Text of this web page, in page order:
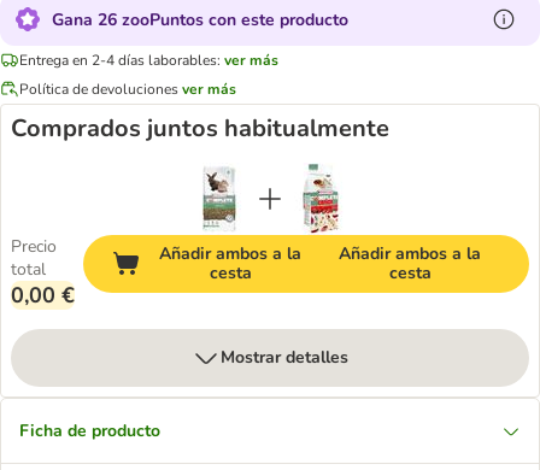
Gana 26 zooPuntos con este producto
Entrega en 2-4 días laborables: ver más
Política de devolucionesver más
Comprados juntos habitualmente
Precio
total
0,00 €
Añadir ambos a la
cesta
Añadir ambos a la
cesta
Mostrar detalles
Ficha de producto